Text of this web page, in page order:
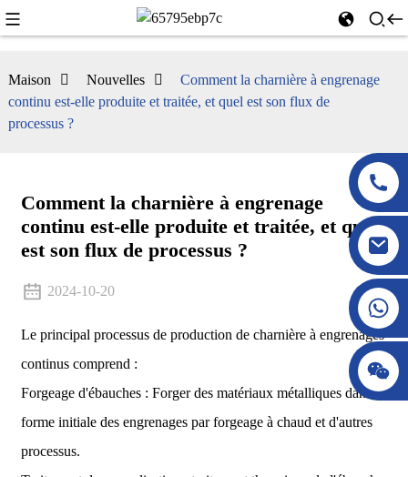
Maison Nouvelles
Comment la charnière à engrenage
continu est-elle produite et traitée, et quel est son flux de
processus ?
Comment la charnière à engrenage
continu est-elle produite et traitée, et quel
est son flux de processus ?
2024-10-20
Le principal processus de production de charnière à engrenages
continus comprend :
Forgeage d'ébauches : Forger des matériaux métalliques dans la
forme initiale des engrenages par forgeage à chaud et d'autres
processus.